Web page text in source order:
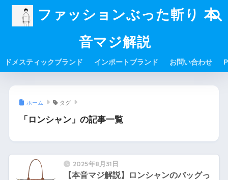
ファッションぶった斬り 本
音マジ解説
ドメスティックブランド インポートブランド お問い合わせ
ホーム タグ
「ロンシャン」の記事一覧
2025年8月31日
【本音マジ解説】ロンシャンのバッグっ